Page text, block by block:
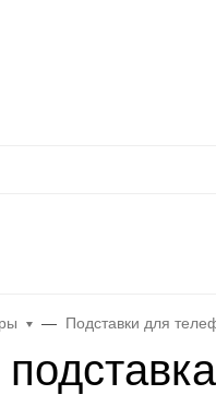
Подставки для